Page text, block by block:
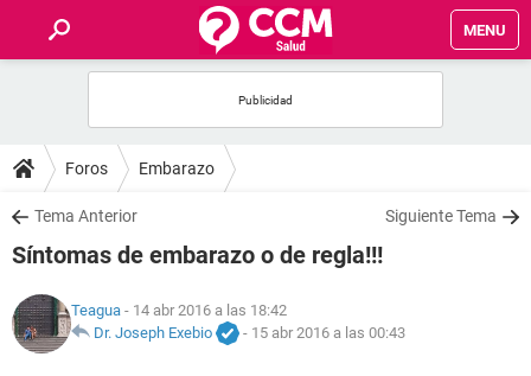
MENU
FOROS
SALUD
NUTRICIÓN
Foros Embarazo
Tema Anterior Siguiente Tema
Síntomas de embarazo o de regla!!!
Teagua - 14 abr 2016 a las 18:42
Dr. Joseph Exebio
- 15 abr 2016 a las 00:43